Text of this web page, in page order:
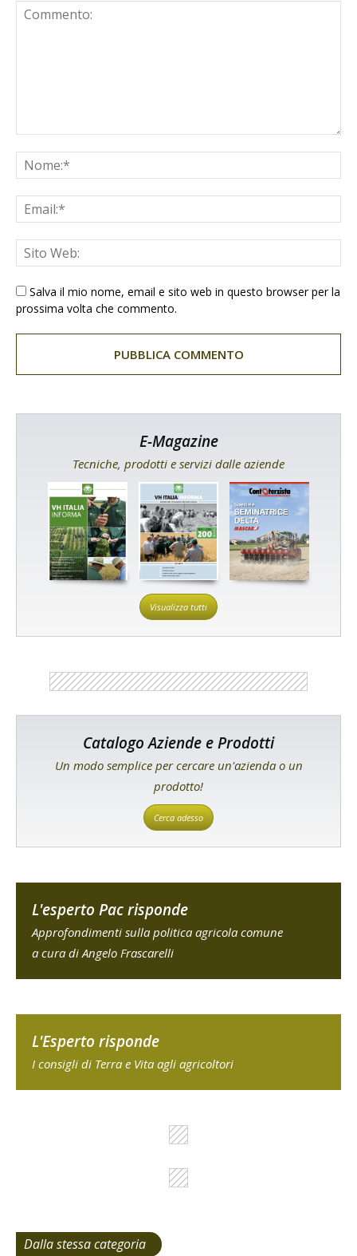
Salva il mio nome, email e sito web in questo browser per la
prossima volta che commento.
E-Magazine
Tecniche, prodotti e servizi dalle aziende
Visualizza tutti
Catalogo Aziende e Prodotti
Un modo semplice per cercare un'azienda o un
prodotto!
Cerca adesso
L'esperto Pac risponde
Approfondimenti sulla politica agricola comune
a cura di Angelo Frascarelli
L'Esperto risponde
I consigli di Terra e Vita agli agricoltori
Dalla stessa categoria